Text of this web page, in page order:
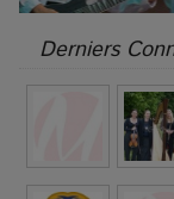
Derniers